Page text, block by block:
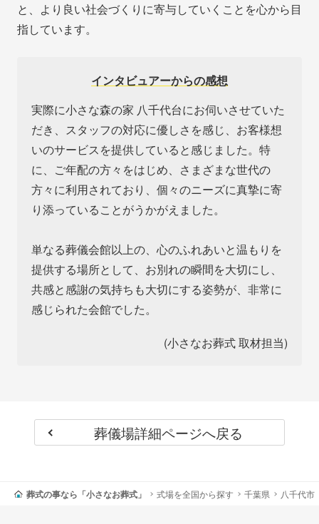
と、より良い社会づくりに寄与していくことを心から目
指しています。
インタビュアーからの感想
実際に小さな森の家 八千代台にお伺いさせていた
だき、スタッフの対応に優しさを感じ、お客様想
いのサービスを提供していると感じました。特
に、ご年配の方々をはじめ、さまざまな世代の
方々に利用されており、個々のニーズに真摯に寄
り添っていることがうかがえました。
単なる葬儀会館以上の、心のふれあいと温もりを
提供する場所として、お別れの瞬間を大切にし、
共感と感謝の気持ちも大切にする姿勢が、非常に
感じられた会館でした。
(小さなお葬式 取材担当)
葬儀場詳細ページへ戻る
葬式の事なら「小さなお葬式」 式場を全国から探す 千葉県 八千代市